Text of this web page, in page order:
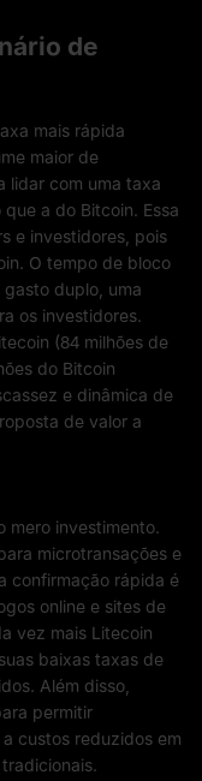
de
mais rápida
maior de
lidar com uma taxa
a do Bitcoin. Essa
e investidores, pois
O tempo de bloco
duplo, uma
os investidores.
(84 milhões de
do Bitcoin
e dinâmica de
de valor a
mero investimento.
microtransações e
confirmação rápida é
online e sites de
vez mais Litecoin
baixas taxas de
Além disso,
permitir
custos reduzidos em